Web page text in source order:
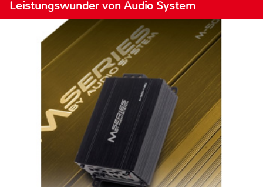
Leistungswunder von Audio System